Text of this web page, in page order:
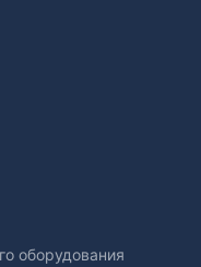
оборудования